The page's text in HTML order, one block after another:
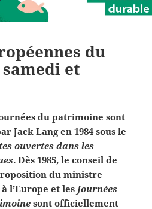
du
et
du patrimoine sont
Jack Lang en 1984 sous le
ouvertes dans les
. Dès 1985, le conseil de
du ministre
l’Europe et les Journées
sont officiellement